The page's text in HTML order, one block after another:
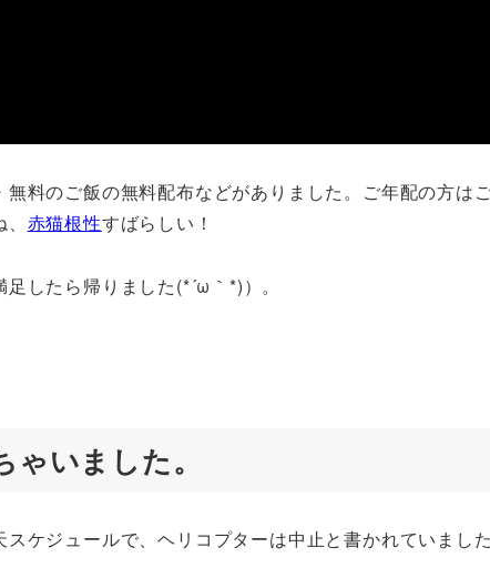
料のご飯の無料配布などがありました。ご年配の方は
赤猫根性すばらしい！
したら帰りました(*´ω｀*)）。
いました。
ケジュールで、ヘリコプターは中止と書かれていました